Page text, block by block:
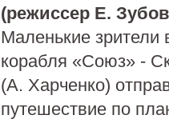
(режиссер Е.
Маленькие зрители
корабля «Союз» -
(А. Харченко)
путешествие по